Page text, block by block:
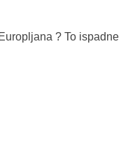
? To ispadne